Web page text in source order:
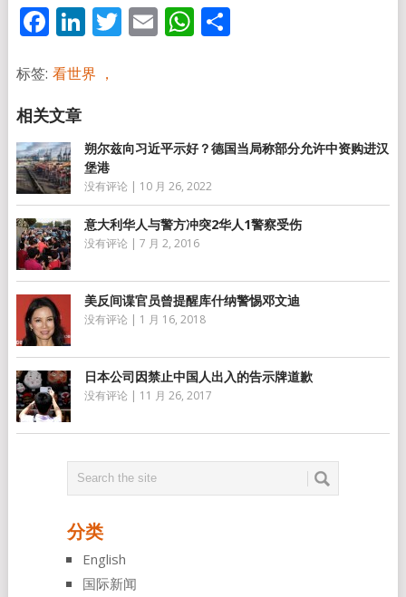
Facebook
LinkedIn
Twitter
EmailWhatsApp
分
标签: 看世界 ，
朔尔兹向习近平示好？德国当局称部分允许中资购进汉
堡港
没有评论 | 10 月 26, 2022
意大利华人与警方冲突2华人1警察受伤
没有评论 | 7 月 2, 2016
美反间谍官员曾提醒库什纳警惕邓文迪
没有评论 | 1 月 16, 2018
日本公司因禁止中国人出入的告示牌道歉
没有评论 | 11 月 26, 2017
分类
English
国际新闻